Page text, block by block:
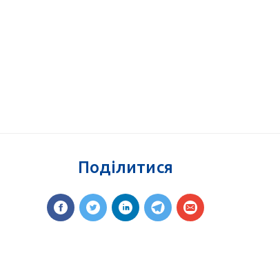
Поділитися